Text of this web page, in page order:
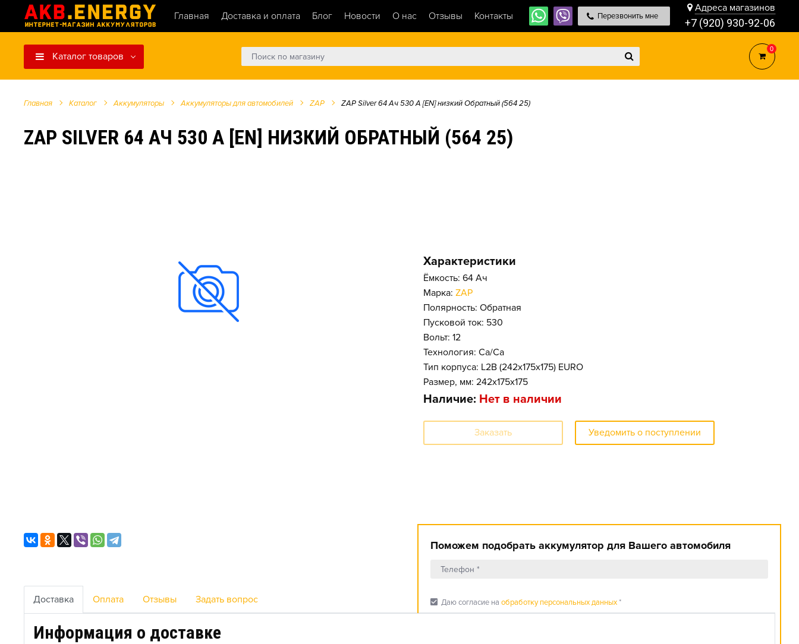
Главная Доставка и оплата Блог Новости О нас Отзывы Контакты Перезвонить мне
Адреса магазинов
+7 (920) 930-92-06
Каталог товаров
0
Главная Каталог Аккумуляторы Аккумуляторы для автомобилей ZAP ZAP Silver 64 Ач 530 А [EN] низкий Обратный (564 25)
ZAP SILVER 64 АЧ 530 А [EN] НИЗКИЙ ОБРАТНЫЙ (564 25)
Характеристики
Ёмкость: 64 Ач
Марка: ZAP
Полярность: Обратная
Пусковой ток: 530
Вольт: 12
Технология: Ca/Ca
Тип корпуса: L2B (242x175x175) EURO
Размер, мм: 242x175x175
Наличие: Нет в наличии
Заказать Уведомить о поступлении
Поможем подобрать аккумулятор для Вашего автомобиля
check_box Даю согласие на обработку персональных данных*
Доставка Оплата Отзывы Задать вопрос
Информация о доставке